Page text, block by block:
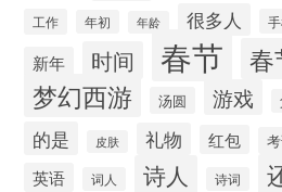
工作 年初 年龄 很多人
新年 时间 春节 春
梦幻西游 汤圆 游戏
的是 皮肤 礼物 红包
英语 词人 诗人 诗词